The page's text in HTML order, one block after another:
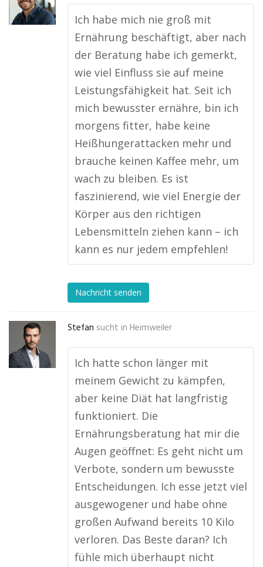
Ich habe mich nie groß mit
Ernährung beschäftigt, aber nach
der Beratung habe ich gemerkt,
wie viel Einfluss sie auf meine
Leistungsfähigkeit hat. Seit ich
mich bewusster ernähre, bin ich
morgens fitter, habe keine
Heißhungerattacken mehr und
brauche keinen Kaffee mehr, um
wach zu bleiben. Es ist
faszinierend, wie viel Energie der
Körper aus den richtigen
Lebensmitteln ziehen kann – ich
kann es nur jedem empfehlen!
Nachricht senden
Stefan sucht in Heimweiler
Ich hatte schon länger mit
meinem Gewicht zu kämpfen,
aber keine Diät hat langfristig
funktioniert. Die
Ernährungsberatung hat mir die
Augen geöffnet: Es geht nicht um
Verbote, sondern um bewusste
Entscheidungen. Ich esse jetzt viel
ausgewogener und habe ohne
großen Aufwand bereits 10 Kilo
verloren. Das Beste daran? Ich
fühle mich überhaupt nicht